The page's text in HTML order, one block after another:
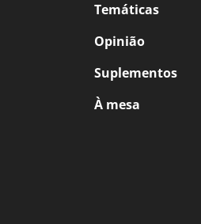
Temáticas
Opinião
Suplementos
À mesa